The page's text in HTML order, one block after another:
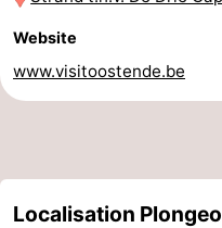
Ypres
La
côte
-
Het
Knokke-
-
Website
www.visitoostende.be
Localisation